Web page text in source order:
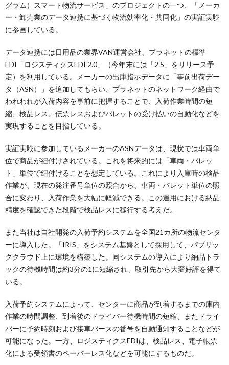
グラム）スマート物流サービス」のプロジェクトの一つ、「メーカ
ー・卸売業のデータ連携に基づく物流効率化・共同化」の実証実験
に参画している。
データ連携には日用品の業界VAN運営会社、プラネットの標準
EDI「ロジスティクスEDI 2.0」（今年末には「2.5」をリリース予
定）を利用している。メーカーの出庫指示データに「事前出荷デー
タ（ASN）」を追加してもらい、プラネットのネットワーク経由で
われわれが入荷内容を事前に把握することで、入荷作業時間の短
縮、検品レス、伝票レスおよびパレットの受け払いの自動化などを
実現することを目指している。
実証実験に参加しているメーカーのASNデータは、現状では車両単
位で商品が紐付けされている。これを将来的には「車両・パレッ
ト」単位で紐付けることを想定している。これにより入庫時の検品
作業が、現在の発注番号単位の照合から、車両・パレット単位の照
合に変わり、入荷作業を大幅に軽減できる。この運用における納品
精度を確認できた段階で検品レスに移行する考えだ。
また当社は自社開発の入荷予約システムを全国21カ所の物流センタ
ーに導入した。「IRIS」をシステム基盤として採用して、パブリッ
ククラウド上に環境を構築した。同システムの導入により納品トラ
ックの待機時間は約3分の1に短縮され、取引先から大変好評を得て
いる。
入荷予約システムによって、センターに商品が到着するまでの庫内
作業の時間調整、到着後のドライバー待機時間の短縮、またドライ
バーに予約時刻および接車バースの番号を自動通知することなどが
可能になった。一方、ロジスティクスEDIは、検品レス、電子帳票
化による受領書のペーパーレス化などを可能にするものだ。